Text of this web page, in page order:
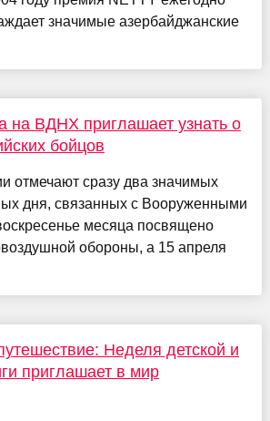
значимые азербайджанские
на ВДНХ приглашает узнать о
бойцов
отмечают сразу два значимых
дня, связанных с Вооруженными
месяца посвящено
обороны, а 15 апреля
Неделя детской и
приглашает в мир